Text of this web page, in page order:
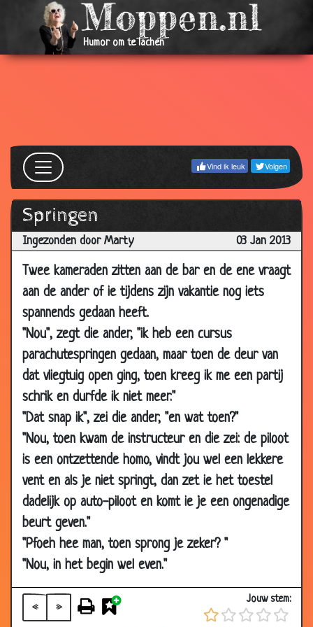
Humor om te lachen
Vind ik leuk Volgen
Springen
Ingezonden door Marty 03 Jan 2013
Twee kameraden zitten aan de bar en de ene vraagt
aan de ander of ie tijdens zijn vakantie nog iets
spannends gedaan heeft.
"Nou", zegt die ander, "ik heb een cursus
parachutespringen gedaan, maar toen de deur van
dat vliegtuig open ging, toen kreeg ik me een partij
schrik en durfde ik niet meer."
"Dat snap ik", zei die ander, "en wat toen?"
"Nou, toen kwam de instructeur en die zei: de piloot
is een ontzettende homo, vindt jou wel een lekkere
vent en als je niet springt, dan zet ie het toestel
dadelijk op auto-piloot en komt ie je een ongenadige
beurt geven."
"Pfoeh hee man, toen sprong je zeker? "
"Nou, in het begin wel even."
« »
Jouw stem:
2013
19 Apr
De nieuwe chauffeur
2013
29 Mar
2013
De drie kleuren van de vlag 3.15
27 Mar
2013
Economieles
22 Mar
2013
Vervroegde vrijlating 3.39
22 Mar
2013
Sprekende klok
08
Mar
2013
Boeren protest
01
Mar
2013
De nieuwe baas
22 Feb
2013
2013
De deurwaarder
15 Feb
2013
Drie wensen
01 Feb
2013
Trein halen
25 Jan
Dikke neus 2.66